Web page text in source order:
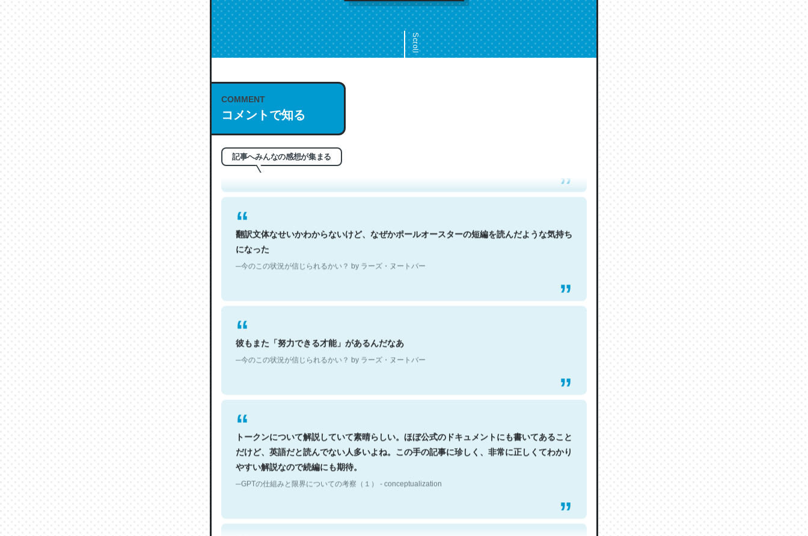
Scroll
COMMENT
コメントで知る
記事へみんなの感想が集まる
これは名文。彼はとてもクレバーなんだろうなと凄く思う。英語少しでも読める人は原文
翻訳文体なせいかわからないけど、なぜかポールオースターの短編を読んだような気持ち
になった
─今のこの状況が信じられるかい？ by ラーズ・ヌートバー
彼もまた「努力できる才能」があるんだなあ
─今のこの状況が信じられるかい？ by ラーズ・ヌートバー
トークンについて解説していて素晴らしい。ほぼ公式のドキュメントにも書いてあること
だけど、英語だと読んでない人多いよね。この手の記事に珍しく、非常に正しくてわかり
やすい解説なので続編にも期待。
─GPTの仕組みと限界についての考察（１） - conceptualization